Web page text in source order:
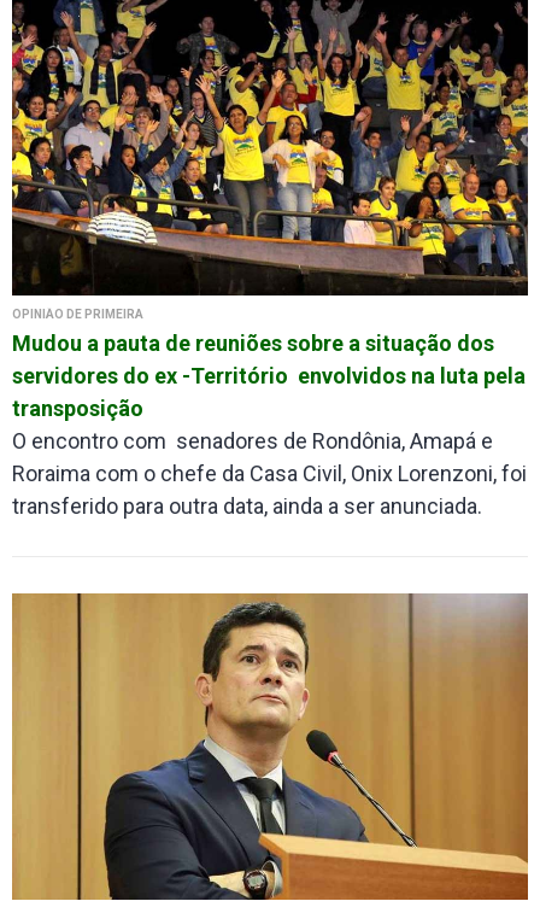
OPINIÃO DE PRIMEIRA
Mudou a pauta de reuniões sobre a situação dos
servidores do ex -Território envolvidos na luta pela
transposição
O encontro com senadores de Rondônia, Amapá e
Roraima com o chefe da Casa Civil, Onix Lorenzoni, foi
transferido para outra data, ainda a ser anunciada.